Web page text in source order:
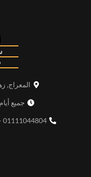
المعراج,
جميع أيام
01111044804 – 01010944441 – 01101709595